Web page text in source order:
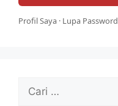
Profil Saya · Lupa Password
untuk: